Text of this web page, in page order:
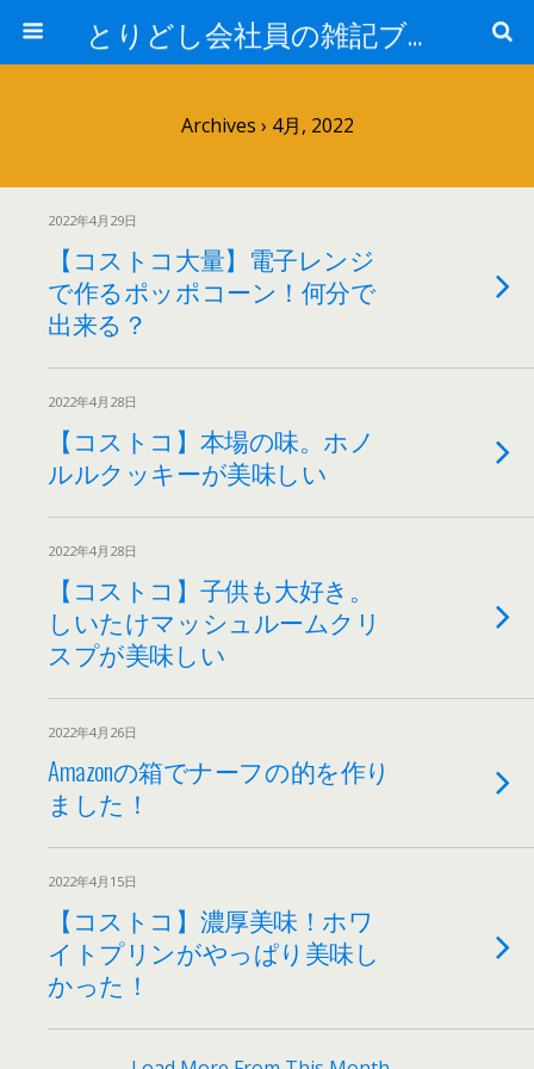
とりどし会社員の雑記ブログ
Archives › 4月, 2022
2022年4月29日
【コストコ大量】電子レンジ
で作るポッポコーン！何分で
出来る？
2022年4月28日
【コストコ】本場の味。ホノ
ルルクッキーが美味しい
2022年4月28日
【コストコ】子供も大好き。
しいたけマッシュルームクリ
スプが美味しい
2022年4月26日
Amazonの箱でナーフの的を作り
ました！
2022年4月15日
【コストコ】濃厚美味！ホワ
イトプリンがやっぱり美味し
かった！